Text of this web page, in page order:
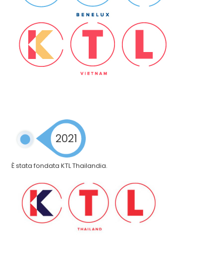
2021
È stata fondata KTL Thailandia.